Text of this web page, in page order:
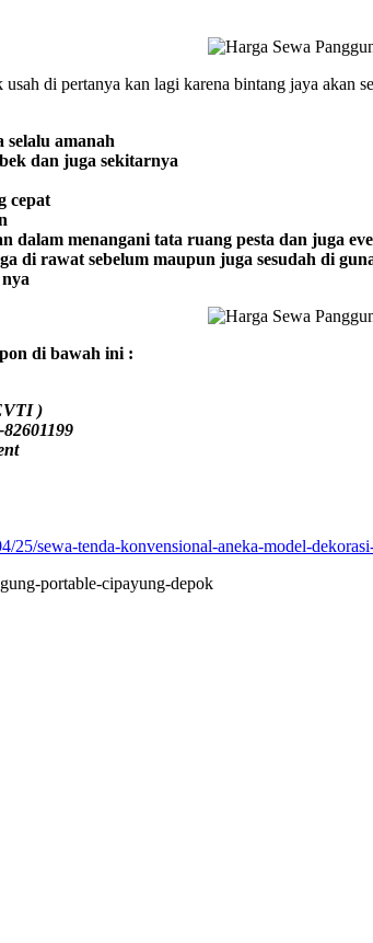
di pertanya kan lagi karena bintang jaya akan
selalu amanah
dan juga sekitarnya
cepat
dalam menangani tata ruang pesta dan juga
di rawat sebelum maupun juga sesudah di
di bawah ini :
)
25/sewa-tenda-konvensional-aneka-model-
portable-cipayung-depok